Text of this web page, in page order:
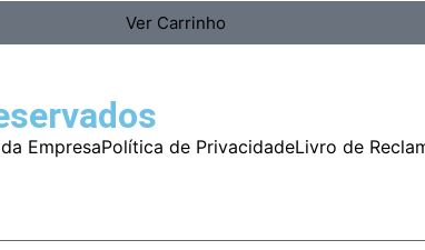
Ver Carrinho
EmpresaPolítica de PrivacidadeLivro de